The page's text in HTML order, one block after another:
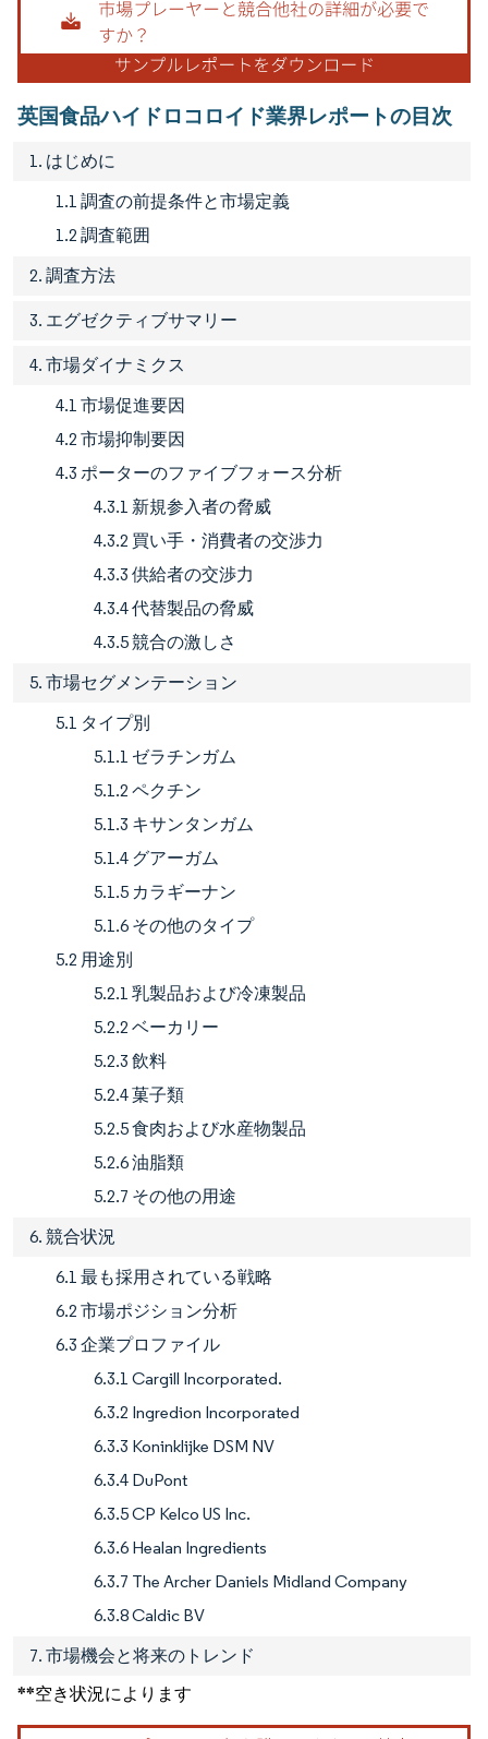
英国食品ハイドロコロイド業界レポートの目次
1. はじめに
1.1 調査の前提条件と市場定義
1.2 調査範囲
2. 調査方法
3. エグゼクティブサマリー
4. 市場ダイナミクス
4.1 市場促進要因
4.2 市場抑制要因
4.3 ポーターのファイブフォース分析
4.3.1 新規参入者の脅威
4.3.2 買い手・消費者の交渉力
4.3.3 供給者の交渉力
4.3.4 代替製品の脅威
4.3.5 競合の激しさ
5. 市場セグメンテーション
5.1 タイプ別
5.1.1 ゼラチンガム
5.1.2 ペクチン
5.1.3 キサンタンガム
5.1.4 グアーガム
5.1.5 カラギーナン
5.1.6 その他のタイプ
5.2 用途別
5.2.1 乳製品および冷凍製品
5.2.2 ベーカリー
5.2.3 飲料
5.2.4 菓子類
5.2.5 食肉および水産物製品
5.2.6 油脂類
5.2.7 その他の用途
6. 競合状況
6.1 最も採用されている戦略
6.2 市場ポジション分析
6.3 企業プロファイル
6.3.1 Cargill Incorporated.
6.3.2 Ingredion Incorporated
6.3.3 Koninklijke DSM NV
6.3.4 DuPont
6.3.5 CP Kelco US Inc.
6.3.6 Healan Ingredients
6.3.7 The Archer Daniels Midland Company
6.3.8 Caldic BV
7. 市場機会と将来のトレンド
**空き状況によります